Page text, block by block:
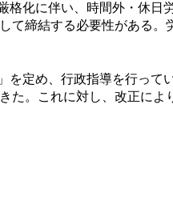
化に伴い、時間外・休日
て締結する必要性がある
定め、行政指導を行って
た。これに対し、改正によ